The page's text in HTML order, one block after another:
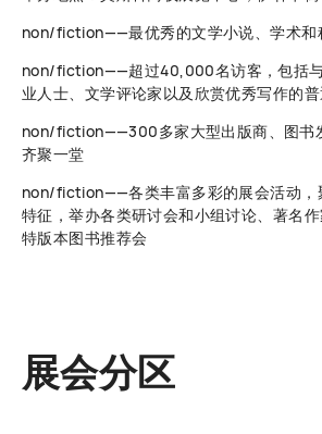
non/fiction——最优秀的文学小说、学术和
non/fiction——超过40,000名访客，包括
业人士、文学评论家以及欣赏优秀写作的
non/fiction——300多家大型出版商、图书
齐聚一堂
non/fiction——各类丰富多彩的展会活动，
特征，举办各类研讨会和小组讨论、著名
特版本图书推荐会
展会分区